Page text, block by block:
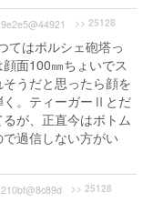
9e2e5@44921 >> 25128
てはポルシェ砲塔っ
面100㎜ちょいでス
うだと思ったら顔を
く。ティーガーⅡとだ
が、正直今はボトム
過信しない方がい
210bf@8c89d >> 25128